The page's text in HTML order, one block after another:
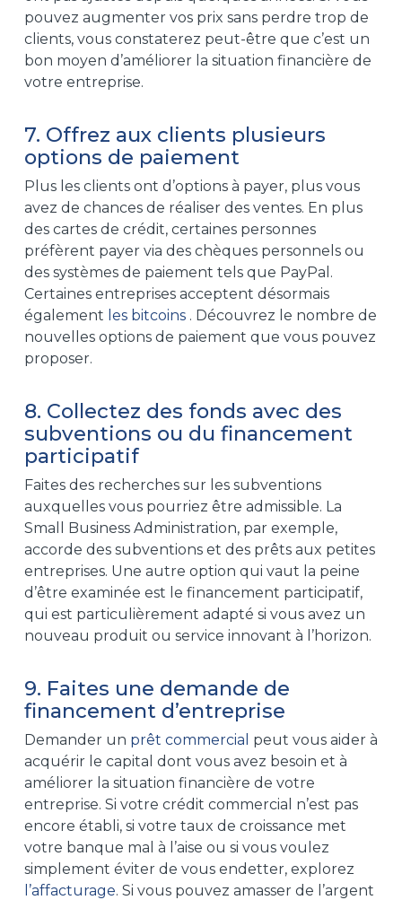
pouvez augmenter vos prix sans perdre trop de
clients, vous constaterez peut-être que c’est un
bon moyen d’améliorer la situation financière de
votre entreprise.
7. Offrez aux clients plusieurs
options de paiement
Plus les clients ont d’options à payer, plus vous
avez de chances de réaliser des ventes. En plus
des cartes de crédit, certaines personnes
préfèrent payer via des chèques personnels ou
des systèmes de paiement tels que PayPal.
Certaines entreprises acceptent désormais
également les bitcoins. Découvrez le nombre de
nouvelles options de paiement que vous pouvez
proposer.
8. Collectez des fonds avec des
subventions ou du financement
participatif
Faites des recherches sur les subventions
auxquelles vous pourriez être admissible. La
Small Business Administration, par exemple,
accorde des subventions et des prêts aux petites
entreprises. Une autre option qui vaut la peine
d’être examinée est le financement participatif,
qui est particulièrement adapté si vous avez un
nouveau produit ou service innovant à l’horizon.
9. Faites une demande de
financement d’entreprise
Demander un prêt commercial peut vous aider à
acquérir le capital dont vous avez besoin et à
améliorer la situation financière de votre
entreprise. Si votre crédit commercial n’est pas
encore établi, si votre taux de croissance met
votre banque mal à l’aise ou si vous voulez
simplement éviter de vous endetter, explorez
l’affacturage. Si vous pouvez amasser de l’argent